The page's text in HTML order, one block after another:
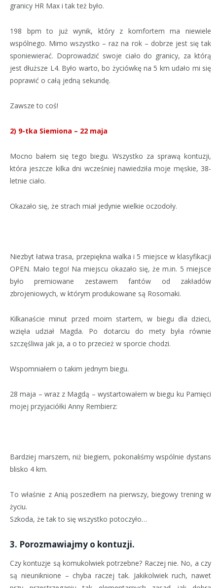
granicy HR Max i tak też było.
198 bpm to już wynik, który z komfortem ma niewiele
wspólnego. Mimo wszystko – raz na rok – dobrze jest się tak
sponiewierać. Doprowadzić swoje ciało do granicy, za którą
jest dłuższe L4. Było warto, bo życiówkę na 5 km udało mi się
poprawić o całą jedną sekundę.
Zawsze to coś!
2) 9-tka Siemiona – 22 maja
Mocno bałem się tego biegu. Wszystko za sprawą kontuzji,
która jeszcze kilka dni wcześniej nawiedziła moje męskie, 38-
letnie ciało.
Okazało się, że strach miał jedynie wielkie oczodoły.
Niezbyt łatwa trasa, przepiękna walka i 5 miejsce w klasyfikacji
OPEN. Mało tego! Na miejscu okazało się, że m.in. 5 miejsce
było premiowane zestawem fantów od zakładów
zbrojeniowych, w którym produkowane są Rosomaki.
Kilkanaście minut przed moim startem, w biegu dla dzieci,
wzięła udział Magda. Po dotarciu do mety była równie
szczęśliwa jak ja, a o to przecież w sporcie chodzi.
Wspomniałem o takim jednym biegu.
28 maja – wraz z Magdą – wystartowałem w biegu ku Pamięci
mojej przyjaciółki Anny Rembierz:
Bardziej marszem, niż biegiem, pokonaliśmy wspólnie dystans
blisko 4 km.
To właśnie z Anią poszedłem na pierwszy, biegowy trening w
życiu.
Szkoda, że tak to się wszystko potoczyło…
3. Porozmawiajmy o kontuzji.
Czy kontuzje są komukolwiek potrzebne? Raczej nie. No, a czy
są nieuniknione – chyba raczej tak. Jakikolwiek ruch, nawet